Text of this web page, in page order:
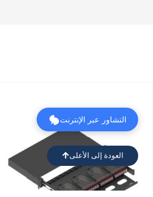
العودة إلى الأعلى
التشاور عبر الإنترنت